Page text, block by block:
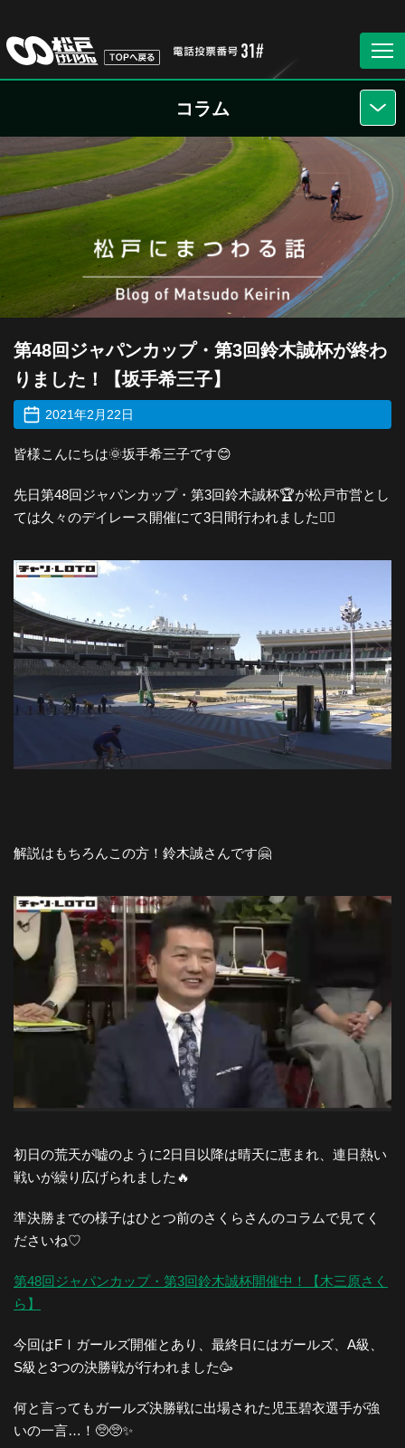
コラム
第48回ジャパンカップ・第3回鈴木誠杯が終わ
りました！【坂手希三子】
2021年2月22日
皆様こんにちは🌞坂手希三子です😊
先日第48回ジャパンカップ・第3回鈴木誠杯🏆が松戸市営とし
ては久々のデイレース開催にて3日間行われました🚴‍♀️
解説はもちろんこの方！鈴木誠さんです🤗
初日の荒天が嘘のように2日目以降は晴天に恵まれ、連日熱い
戦いが繰り広げられました🔥
準決勝までの様子はひとつ前のさくらさんのコラムで見てく
ださいね♡
第48回ジャパンカップ・第3回鈴木誠杯開催中！【木三原さく
ら】
今回はFⅠガールズ開催とあり、最終日にはガールズ、A級、
S級と3つの決勝戦が行われました🥳
何と言ってもガールズ決勝戦に出場された児玉碧衣選手が強
いの一言…！🥺🥺✨